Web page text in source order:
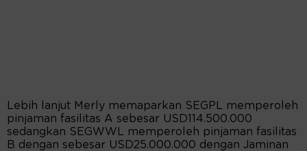
Lebih lanjut Merly memaparkan SEGPL memperoleh
pinjaman fasilitas A sebesar USD114.500.000
sedangkan SEGWWL memperoleh pinjaman fasilitas
B dengan sebesar USD25.000.000 dengan Jaminan